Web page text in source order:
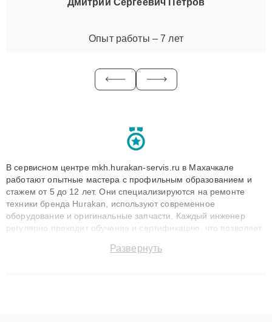
Опыт работы – 7 лет
В сервисном центре mkh.hurakan-servis.ru в Махачкале
работают опытные мастера с профильным образованием и
стажем от 5 до 12 лет. Они специализируются на ремонте
техники бренда Hurakan, используют современное
оборудование и оригинальные запчасти. Каждый инженер
регулярно проходит обучение и сертификацию, что позволяет
технику с сохранением гарантии до 3 лет. Наши мастера
Развернуть